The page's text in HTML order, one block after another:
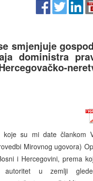
smjenjuje
doministra
koje su mi date člankom
Mirovnog ugovora)
i Hercegovini, prema
autoritet u zemlji